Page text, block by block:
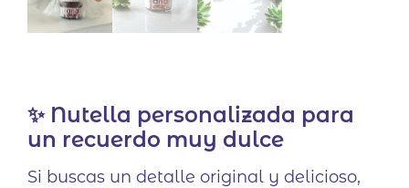
✨ Nutella personalizada para
un recuerdo muy dulce
Si buscas un detalle original y delicioso,